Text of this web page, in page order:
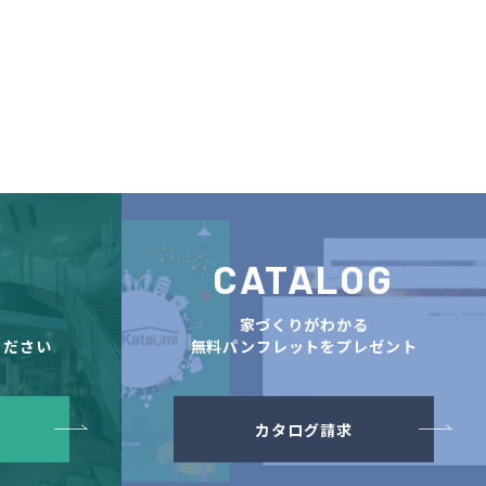
さい
CATALOG
家づくりがわかる
無料パンフレットをプレゼント
カタログ請求